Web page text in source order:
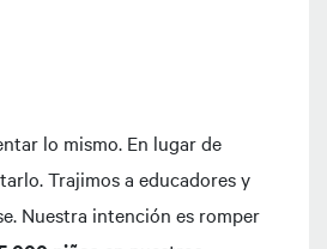
lo mismo. En lugar de
Trajimos a educadores y
Nuestra intención es romper